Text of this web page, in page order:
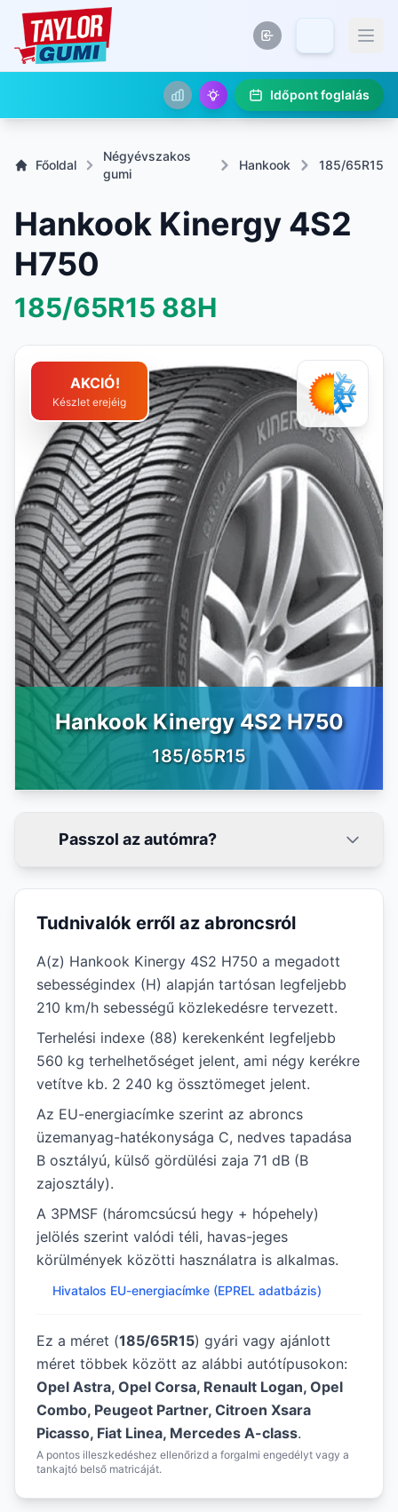
Időpont foglalás
Főoldal
Négyévszakos
gumi
Hankook 185/65R15
Hankook Kinergy 4S2
H750
185/65R15 88H
AKCIÓ!
Készlet erejéig
Hankook Kinergy 4S2 H750
185/65R15
Passzol az autómra?
Tudnivalók erről az abroncsról
A(z) Hankook Kinergy 4S2 H750 a megadott
sebességindex (H) alapján tartósan legfeljebb
210 km/h sebességű közlekedésre tervezett.
Terhelési indexe (88) kerekenként legfeljebb
560 kg terhelhetőséget jelent, ami négy kerékre
vetítve kb. 2 240 kg össztömeget jelent.
Az EU-energiacímke szerint az abroncs
üzemanyag-hatékonysága C, nedves tapadása
B osztályú, külső gördülési zaja 71 dB (B
zajosztály).
A 3PMSF (háromcsúcsú hegy + hópehely)
jelölés szerint valódi téli, havas-jeges
körülmények közötti használatra is alkalmas.
Hivatalos EU-energiacímke (EPREL adatbázis)
Ez a méret (185/65R15) gyári vagy ajánlott
méret többek között az alábbi autótípusokon:
Opel Astra, Opel Corsa, Renault Logan, Opel
Combo, Peugeot Partner, Citroen Xsara
Picasso, Fiat Linea, Mercedes A-class.
A pontos illeszkedéshez ellenőrizd a forgalmi engedélyt vagy a
tankajtó belső matricáját.